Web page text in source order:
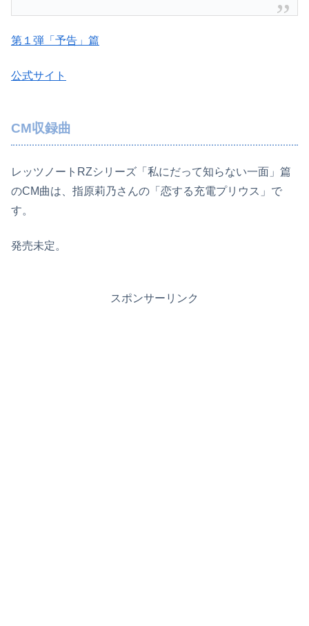
第１弾「予告」篇
公式サイト
CM収録曲
レッツノートRZシリーズ「私にだって知らない一面」篇
のCM曲は、指原莉乃さんの「恋する充電プリウス」で
す。
発売未定。
スポンサーリンク